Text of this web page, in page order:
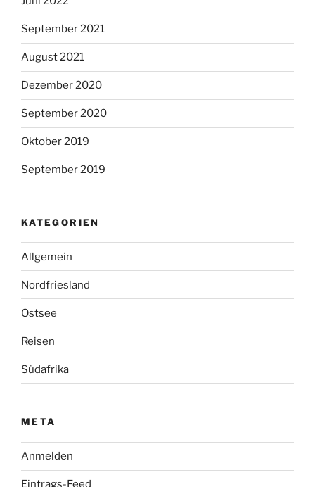
September 2021
August 2021
Dezember 2020
September 2020
Oktober 2019
September 2019
KATEGORIEN
Allgemein
Nordfriesland
Ostsee
Reisen
Südafrika
META
Anmelden
Eintrags-Feed